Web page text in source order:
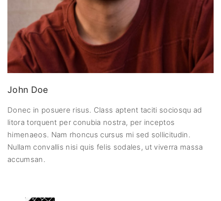
John Doe
Donec in posuere risus. Class aptent taciti sociosqu ad
litora torquent per conubia nostra, per inceptos
himenaeos. Nam rhoncus cursus mi sed sollicitudin.
Nullam convallis nisi quis felis sodales, ut viverra massa
accumsan.